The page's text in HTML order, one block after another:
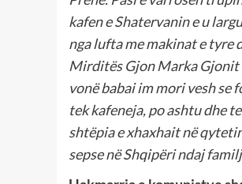
kafen e Shatervanin e u
nga lufta me makinat e
Mirditës Gjon Marka
vonë babai im mori vesh se
tek kafeneja, po ashtu dhe
shtëpia e xhaxhait në
sepse në Shqipëri ndaj